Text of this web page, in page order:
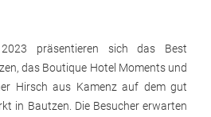
2023 präsentieren sich das Best
das Boutique Hotel Moments und
Hirsch aus Kamenz auf dem gut
in Bautzen. Die Besucher erwarten